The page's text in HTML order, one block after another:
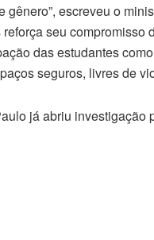
gênero”, escreveu o
seu compromisso
das estudantes
seguros, livres de
já abriu investigação